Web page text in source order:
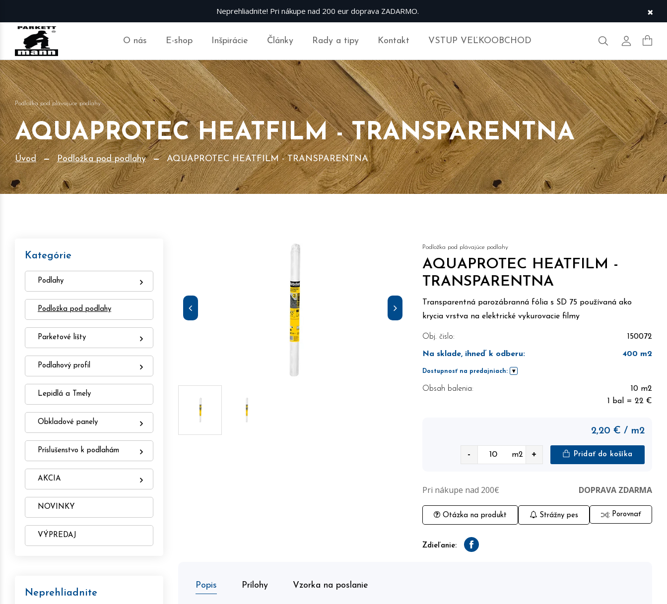
Neprehliadnite! Pri nákupe nad 200 eur doprava ZADARMO. ×
O nás E-shop Inšpirácie Články Rady a tipy Kontakt VSTUP VEĽKOOBCHOD Hľadať Môj účet
Podložka pod plávajúce podlahy
AQUAPROTEC HEATFILM - TRANSPARENTNA
Úvod Podložka pod podlahy AQUAPROTEC HEATFILM - TRANSPARENTNA
Kategórie
Podlahy
Podložka pod podlahy
Parketové lišty
Podlahový profil
Lepidlá a Tmely
Obkladové panely
Príslušenstvo k podlahám
AKCIA
NOVINKY
VÝPREDAJ
Neprehliadnite
Podložka pod plávajúce podlahy
AQUAPROTEC HEATFILM -
TRANSPARENTNA
Transparentná parozábranná fólia s SD 75 používaná ako
krycia vrstva na elektrické vykurovacie filmy
Obj. čislo: 150072
Na sklade, ihneď k odberu: 400 m2
Dostupnosť na predajniach:
Obsah balenia:
10 m2
1 bal = 22 €
2,20 € / m2
- m2 + Pridať do košíka
Pri nákupe nad 200€ DOPRAVA ZDARMA
Otázka na produkt Strážny pes Porovnať
Zdieľanie: Facebook
Popis Prílohy Vzorka na poslanie